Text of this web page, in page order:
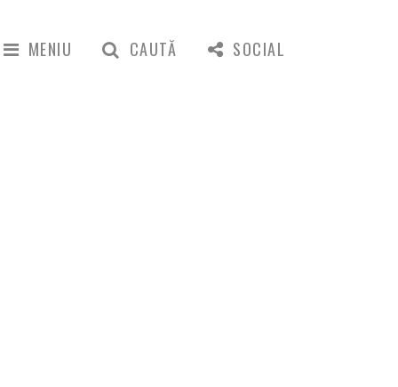
MENIU CAUTĂ SOCIAL